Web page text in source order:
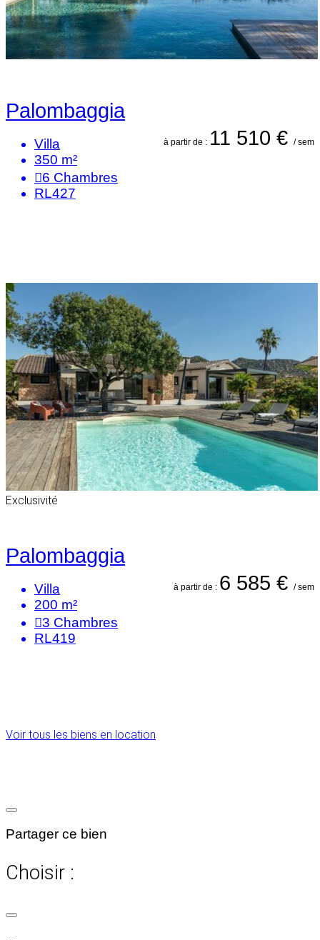
Palombaggia
à partir de : 11 510 € / sem
Villa
350 m²
6 Chambres
RL427
Exclusivité
Palombaggia
à partir de : 6 585 € / sem
Villa
200 m²
3 Chambres
RL419
Voir tous les biens en location
Partager ce bien
Choisir :